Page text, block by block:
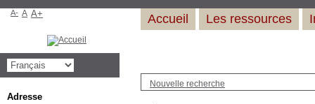
Nouvelle recherche
Accueil Les ressources
A- A A+
Adresse